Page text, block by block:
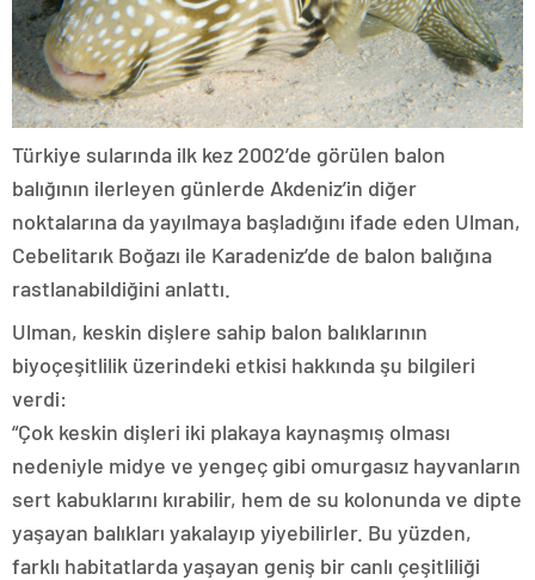
Türkiye sularında ilk kez 2002’de görülen balon
balığının ilerleyen günlerde Akdeniz’in diğer
noktalarına da yayılmaya başladığını ifade eden Ulman,
Cebelitarık Boğazı ile Karadeniz’de de balon balığına
rastlanabildiğini anlattı.
Ulman, keskin dişlere sahip balon balıklarının
biyoçeşitlilik üzerindeki etkisi hakkında şu bilgileri
verdi:
“Çok keskin dişleri iki plakaya kaynaşmış olması
nedeniyle midye ve yengeç gibi omurgasız hayvanların
sert kabuklarını kırabilir, hem de su kolonunda ve dipte
yaşayan balıkları yakalayıp yiyebilirler. Bu yüzden,
farklı habitatlarda yaşayan geniş bir canlı çeşitliliği